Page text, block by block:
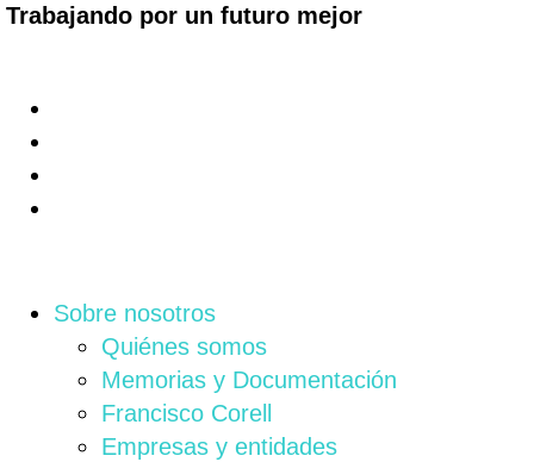
Trabajando por un futuro mejor
Sobre nosotros
Quiénes somos
Memorias y Documentación
Francisco Corell
Empresas y entidades